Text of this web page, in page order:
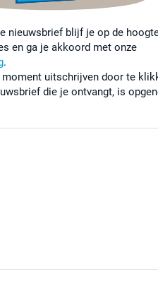
nieuwsbrief blijf je op de
en ga je akkoord met onze
.
uitschrijven door te
die je ontvangt, is